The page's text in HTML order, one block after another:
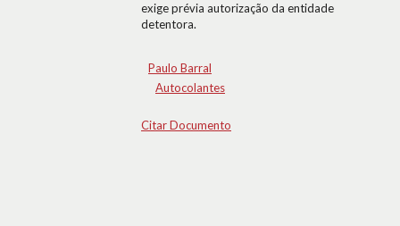
exige prévia autorização da entidade
detentora.
Paulo Barral
Autocolantes
Citar Documento